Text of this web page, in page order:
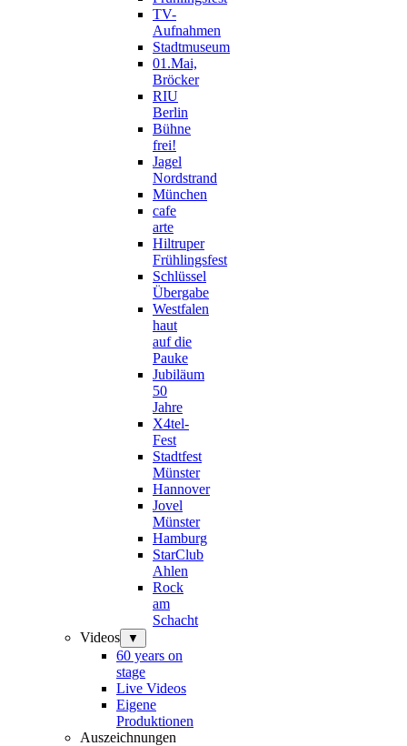
TV-
Aufnahmen
Stadtmuseum
01.Mai,
Bröcker
RIU
Berlin
Bühne
frei!
Jagel
Nordstrand
München
cafe
arte
Hiltruper
Frühlingsfest
Schlüssel
Übergabe
Westfalen
haut
auf die
Pauke
Jubiläum
50
Jahre
X4tel-
Fest
Stadtfest
Münster
Hannover
Jovel
Münster
Hamburg
StarClub
Ahlen
Rock
am
Schacht
Videos
▼
60 years on
stage
Live Videos
Eigene
Produktionen
Auszeichnungen